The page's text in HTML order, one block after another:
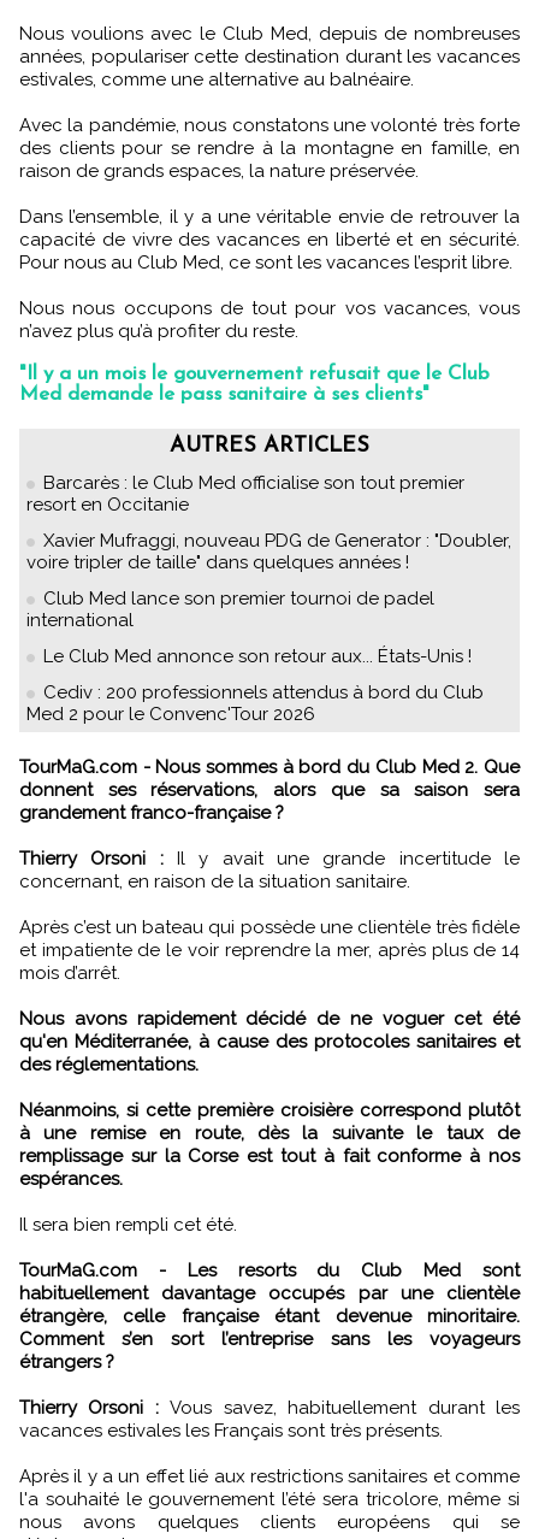
Nous voulions avec le Club Med, depuis de nombreuses
années, populariser cette destination durant les vacances
estivales, comme une alternative au balnéaire.
Avec la pandémie, nous constatons une volonté très forte
des clients pour se rendre à la montagne en famille, en
raison de grands espaces, la nature préservée.
Dans l’ensemble, il y a une véritable envie de retrouver la
capacité de vivre des vacances en liberté et en sécurité.
Pour nous au Club Med, ce sont les vacances l’esprit libre.
Nous nous occupons de tout pour vos vacances, vous
n’avez plus qu’à profiter du reste.
"Il y a un mois le gouvernement refusait que le Club
Med demande le pass sanitaire à ses clients"
AUTRES ARTICLES
Barcarès : le Club Med officialise son tout premier
resort en Occitanie
Xavier Mufraggi, nouveau PDG de Generator : "Doubler,
voire tripler de taille" dans quelques années !
Club Med lance son premier tournoi de padel
international
Le Club Med annonce son retour aux... États-Unis !
Cediv : 200 professionnels attendus à bord du Club
Med 2 pour le Convenc'Tour 2026
TourMaG.com - Nous sommes à bord du Club Med 2. Que
donnent ses réservations, alors que sa saison sera
grandement franco-française ?
Thierry Orsoni :Il y avait une grande incertitude le
concernant, en raison de la situation sanitaire.
Après c’est un bateau qui possède une clientèle très fidèle
et impatiente de le voir reprendre la mer, après plus de 14
mois d’arrêt.
Nous avons rapidement décidé de ne voguer cet été
qu'en Méditerranée, à cause des protocoles sanitaires et
des réglementations.
Néanmoins, si cette première croisière correspond plutôt
à une remise en route, dès la suivante le taux de
remplissage sur la Corse est tout à fait conforme à nos
espérances.
Il sera bien rempli cet été.
TourMaG.com - Les resorts du Club Med sont
habituellement davantage occupés par une clientèle
étrangère, celle française étant devenue minoritaire.
Comment s’en sort l’entreprise sans les voyageurs
étrangers ?
Thierry Orsoni :Vous savez, habituellement durant les
vacances estivales les Français sont très présents.
Après il y a un effet lié aux restrictions sanitaires et comme
l'a souhaité le gouvernement l’été sera tricolore, même si
nous avons quelques clients européens qui se